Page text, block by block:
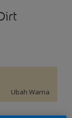
Ubah Warna